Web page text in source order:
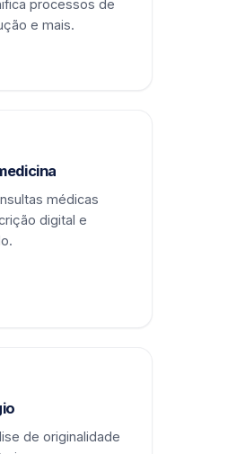
processos de
e mais.
médicas
digital e
de originalidade